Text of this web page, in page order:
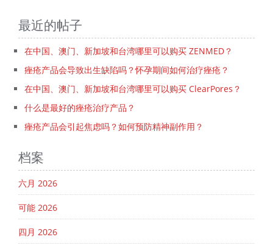
最近的帖子
在中国、澳门、新加坡和台湾哪里可以购买 ZENMED？
痤疮产品会导致出生缺陷吗？怀孕期间如何治疗痤疮？
在中国、澳门、新加坡和台湾哪里可以购买 ClearPores？
什么是最好的痤疮治疗产品？
痤疮产品会引起焦虑吗？如何预防精神副作用？
档案
六月 2026
可能 2026
四月 2026